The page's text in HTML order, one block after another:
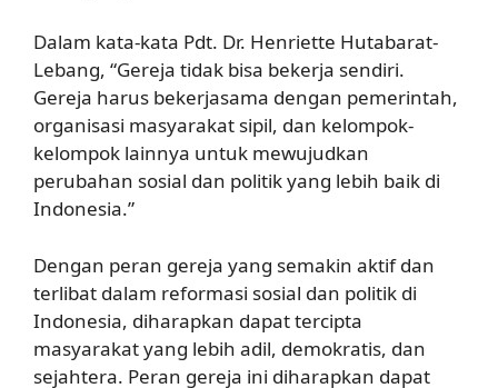
Dalam kata-kata Pdt. Dr. Henriette Hutabarat-
Lebang, “Gereja tidak bisa bekerja sendiri.
Gereja harus bekerjasama dengan pemerintah,
organisasi masyarakat sipil, dan kelompok-
kelompok lainnya untuk mewujudkan
perubahan sosial dan politik yang lebih baik di
Indonesia.”
Dengan peran gereja yang semakin aktif dan
terlibat dalam reformasi sosial dan politik di
Indonesia, diharapkan dapat tercipta
masyarakat yang lebih adil, demokratis, dan
sejahtera. Peran gereja ini diharapkan dapat